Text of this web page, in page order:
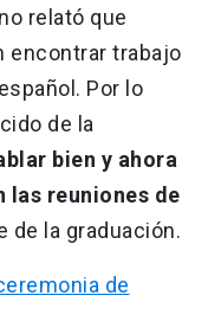
relató que
encontrar trabajo
Por lo
de la
bien y ahora
las reuniones de
de la graduación.
de